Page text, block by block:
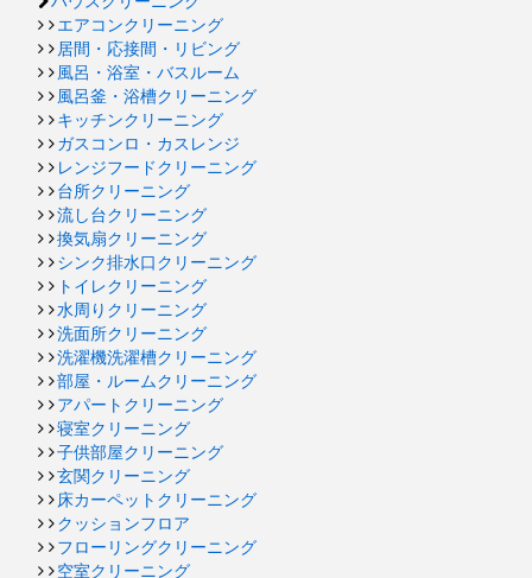
エアコンクリーニング
居間・応接間・リビング
風呂・浴室・バスルーム
風呂釜・浴槽クリーニング
キッチンクリーニング
ガスコンロ・カスレンジ
レンジフードクリーニング
台所クリーニング
流し台クリーニング
換気扇クリーニング
シンク排水口クリーニング
トイレクリーニング
水周りクリーニング
洗面所クリーニング
洗濯機洗濯槽クリーニング
部屋・ルームクリーニング
アパートクリーニング
寝室クリーニング
子供部屋クリーニング
玄関クリーニング
床カーペットクリーニング
クッションフロア
フローリングクリーニング
空室クリーニング